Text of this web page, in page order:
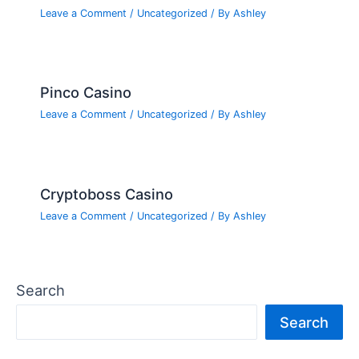
Leave a Comment / Uncategorized / By Ashley
Pinco Casino
Leave a Comment / Uncategorized / By Ashley
Cryptoboss Casino
Leave a Comment / Uncategorized / By Ashley
Search
Search